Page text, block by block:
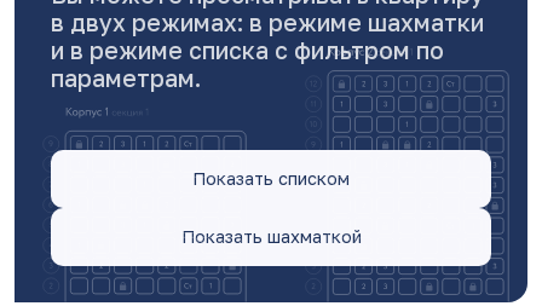
в двух режимах: в режиме шахматки
и в режиме списка c фильтром по
параметрам.
Показать списком
Показать шахматкой